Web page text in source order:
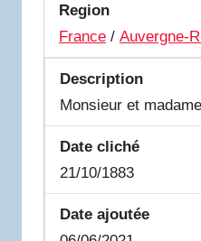
Region
France / Auvergne-
Description
Monsieur et
Date cliché
21/10/1883
Date ajoutée